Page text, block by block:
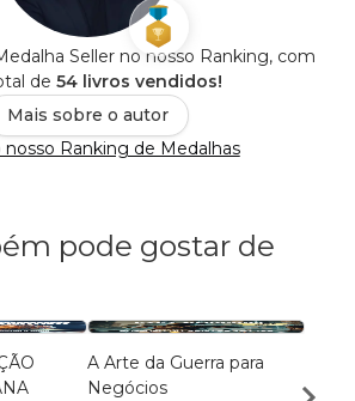
Seller no nosso Ranking, com
de 54 livros vendidos!
Mais sobre o autor
Ranking de Medalhas
pode gostar de
A Arte da Guerra para
Negócios